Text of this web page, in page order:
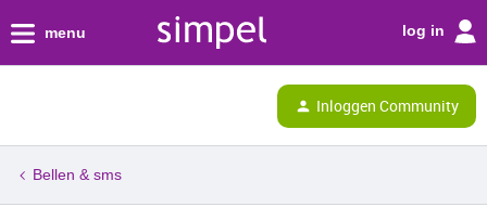
menu log in
Inloggen Community
Bellen & sms